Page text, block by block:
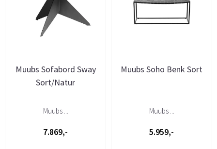
Muubs Sofabord Sway
Sort/Natur
Muubs ...
7.869,-
Muubs Soho Benk Sort
Muubs ...
5.959,-